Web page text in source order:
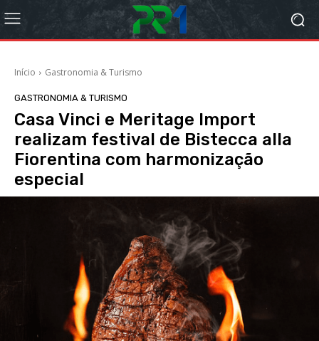
Início Gastronomia & Turismo
GASTRONOMIA & TURISMO
Casa Vinci e Meritage Import
realizam festival de Bistecca alla
Fiorentina com harmonização
especial